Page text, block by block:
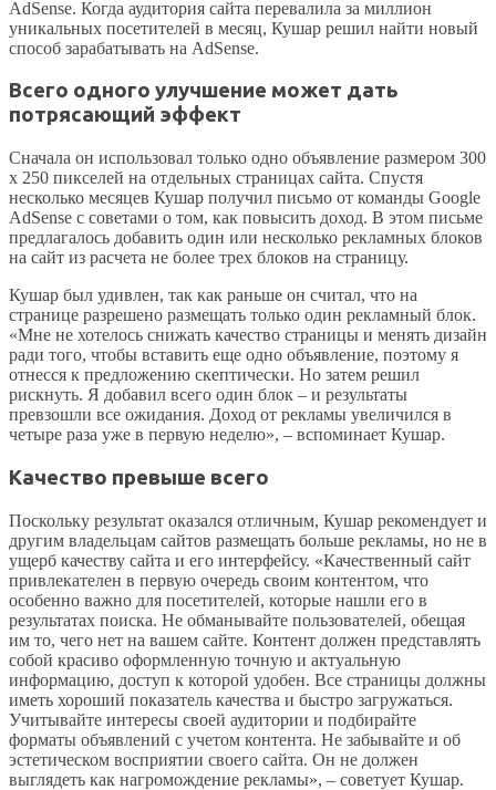
AdSense. Когда аудитория сайта перевалила за миллион
уникальных посетителей в месяц, Кушар решил найти новый
способ зарабатывать на AdSense.
Всего одного улучшение может дать
потрясающий эффект
Сначала он использовал только одно объявление размером 300
x 250 пикселей на отдельных страницах сайта. Спустя
несколько месяцев Кушар получил письмо от команды Google
AdSense с советами о том, как повысить доход. В этом письме
предлагалось добавить один или несколько рекламных блоков
на сайт из расчета не более трех блоков на страницу.
Кушар был удивлен, так как раньше он считал, что на
странице разрешено размещать только один рекламный блок.
«Мне не хотелось снижать качество страницы и менять дизайн
ради того, чтобы вставить еще одно объявление, поэтому я
отнесся к предложению скептически. Но затем решил
рискнуть. Я добавил всего один блок – и результаты
превзошли все ожидания. Доход от рекламы увеличился в
четыре раза уже в первую неделю», – вспоминает Кушар.
Качество превыше всего
Поскольку результат оказался отличным, Кушар рекомендует и
другим владельцам сайтов размещать больше рекламы, но не в
ущерб качеству сайта и его интерфейсу. «Качественный сайт
привлекателен в первую очередь своим контентом, что
особенно важно для посетителей, которые нашли его в
результатах поиска. Не обманывайте пользователей, обещая
им то, чего нет на вашем сайте. Контент должен представлять
собой красиво оформленную точную и актуальную
информацию, доступ к которой удобен. Все страницы должны
иметь хороший показатель качества и быстро загружаться.
Учитывайте интересы своей аудитории и подбирайте
форматы объявлений с учетом контента. Не забывайте и об
эстетическом восприятии своего сайта. Он не должен
выглядеть как нагромождение рекламы», – советует Кушар.